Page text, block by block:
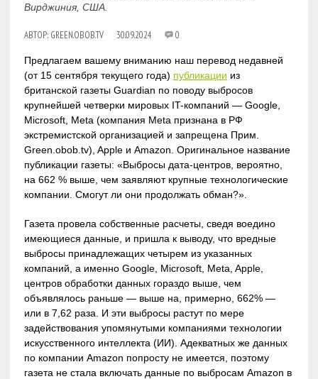
Вирджиния, США.
АВТОР: GREEN.OBOB.TV 30.09.2024 0
Предлагаем вашему вниманию наш перевод недавней
(от 15 сентября текущего года) публикации из
британской газеты Guardian по поводу выбросов
крупнейшей четверки мировых IT-компаний — Google,
Microsoft, Meta (компания Meta признана в РФ
экстремистской организацией и запрещена Прим.
Green.obob.tv), Apple и Amazon. Оригинальное название
публикации газеты: «Выбросы дата-центров, вероятно,
на 662 % выше, чем заявляют крупные технологические
компании. Смогут ли они продолжать обман?».
Газета провела собственные расчеты, сведя воедино
имеющиеся данные, и пришла к выводу, что вредные
выбросы принадлежащих четырем из указанных
компаний, а именно Google, Microsoft, Meta, Apple,
центров обработки данных гораздо выше, чем
объявлялось раньше — выше на, примерно, 662% —
или в 7,62 раза. И эти выбросы растут по мере
задействования упомянутыми компаниями технологии
искусственного интеллекта (ИИ). Адекватных же данных
по компании Amazon попросту не имеется, поэтому
газета не стала включать данные по выбросам Amazon в